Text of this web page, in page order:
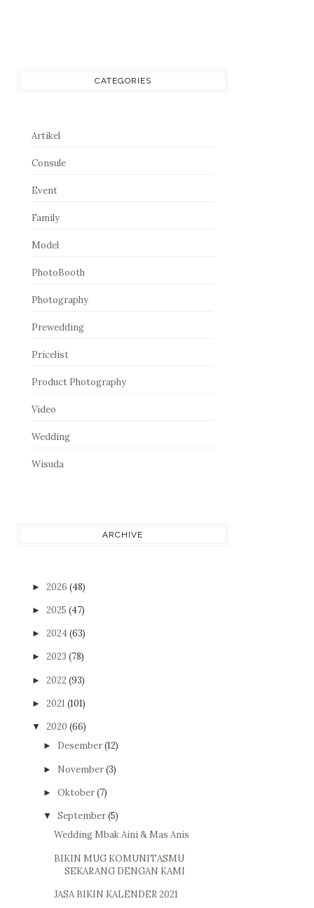
CATEGORIES
Artikel
Consule
Event
Family
Model
PhotoBooth
Photography
Prewedding
Pricelist
Product Photography
Video
Wedding
Wisuda
ARCHIVE
► 2026 (48)
► 2025 (47)
► 2024(63)
► 2023 (78)
► 2022 (93)
► 2021 (101)
▼ 2020 (66)
► Desember(12)
► November(3)
► Oktober(7)
▼ September(5)
Wedding Mbak Aini & Mas Anis
BIKIN MUG KOMUNITASMU
SEKARANG DENGAN KAMI
JASA BIKIN KALENDER 2021